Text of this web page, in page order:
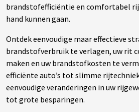
brandstofefficiëntie en comfortabel
hand kunnen gaan.
Ontdek eenvoudige maar effectieve
brandstofverbruik te verlagen, uw rit
maken en uw brandstofkosten te
efficiënte auto’s tot slimme
eenvoudige veranderingen in uw
tot grote besparingen.